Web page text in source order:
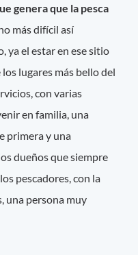
genera que la pesca
más difícil así
ya el estar en ese sitio
lugares más bello del
con varias
en familia, una
primera y una
dueños que siempre
pescadores, con la
una persona muy